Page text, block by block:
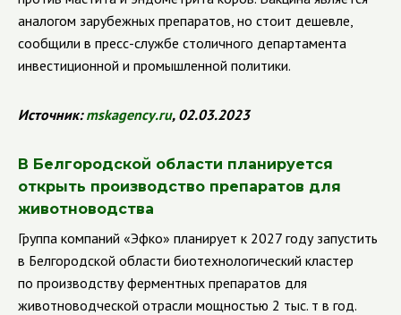
аналогом зарубежных препаратов, но стоит дешевле,
сообщили в пресс-службе столичного департамента
инвестиционной и промышленной политики.
Источник: mskagency.ru, 02.03.2023
В Белгородской области планируется
открыть производство препаратов для
животноводства
Группа компаний «Эфко» планирует к 2027 году запустить
в Белгородской области биотехнологический кластер
по производству ферментных препаратов для
животноводческой отрасли мощностью 2 тыс. т в год.